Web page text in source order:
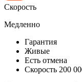
Скорость
Медленно
Гарантия
Живые
Есть отмена
Скорость 200